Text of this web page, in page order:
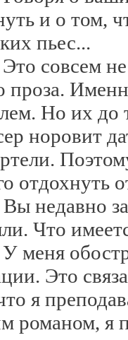
и о том,
пьес...
Это совсем
проза.
Но их до
норовит
отдохнуть
Вы недавно
Что
У меня
Это
я
романом, я